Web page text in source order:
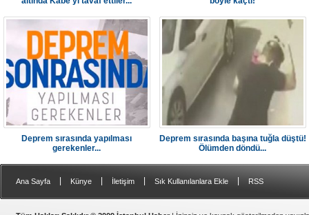
Deprem sırasında yapılması
gerekenler...
Deprem sırasında başına tuğla düştü!
Ölümden döndü...
Ana Sayfa Künye İletişim Sık Kullanılanlara Ekle RSS